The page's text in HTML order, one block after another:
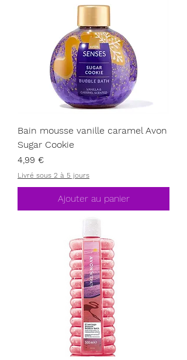
Bain mousse vanille caramel Avon
Sugar Cookie
Prix
4,99 €
Livré sous 2 à 5 jours
Ajouter au panier